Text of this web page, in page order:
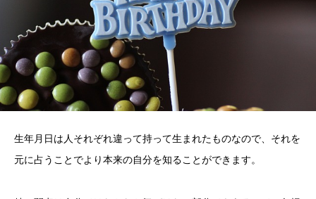
生年月日は人それぞれ違って持って生まれたものなので、それを
元に占うことでより本来の自分を知ることができます。